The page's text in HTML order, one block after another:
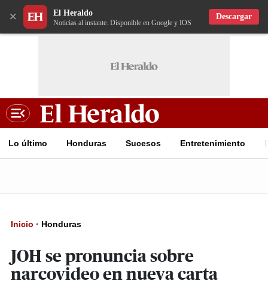
× El Heraldo
Noticias al instante. Disponible en Google y IOS
Descargar
Lo último Honduras Sucesos Entretenimiento
Inicio · Honduras
JOH se pronuncia sobre
narcovideo en nueva carta